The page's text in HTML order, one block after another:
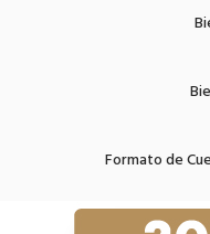
Formato de